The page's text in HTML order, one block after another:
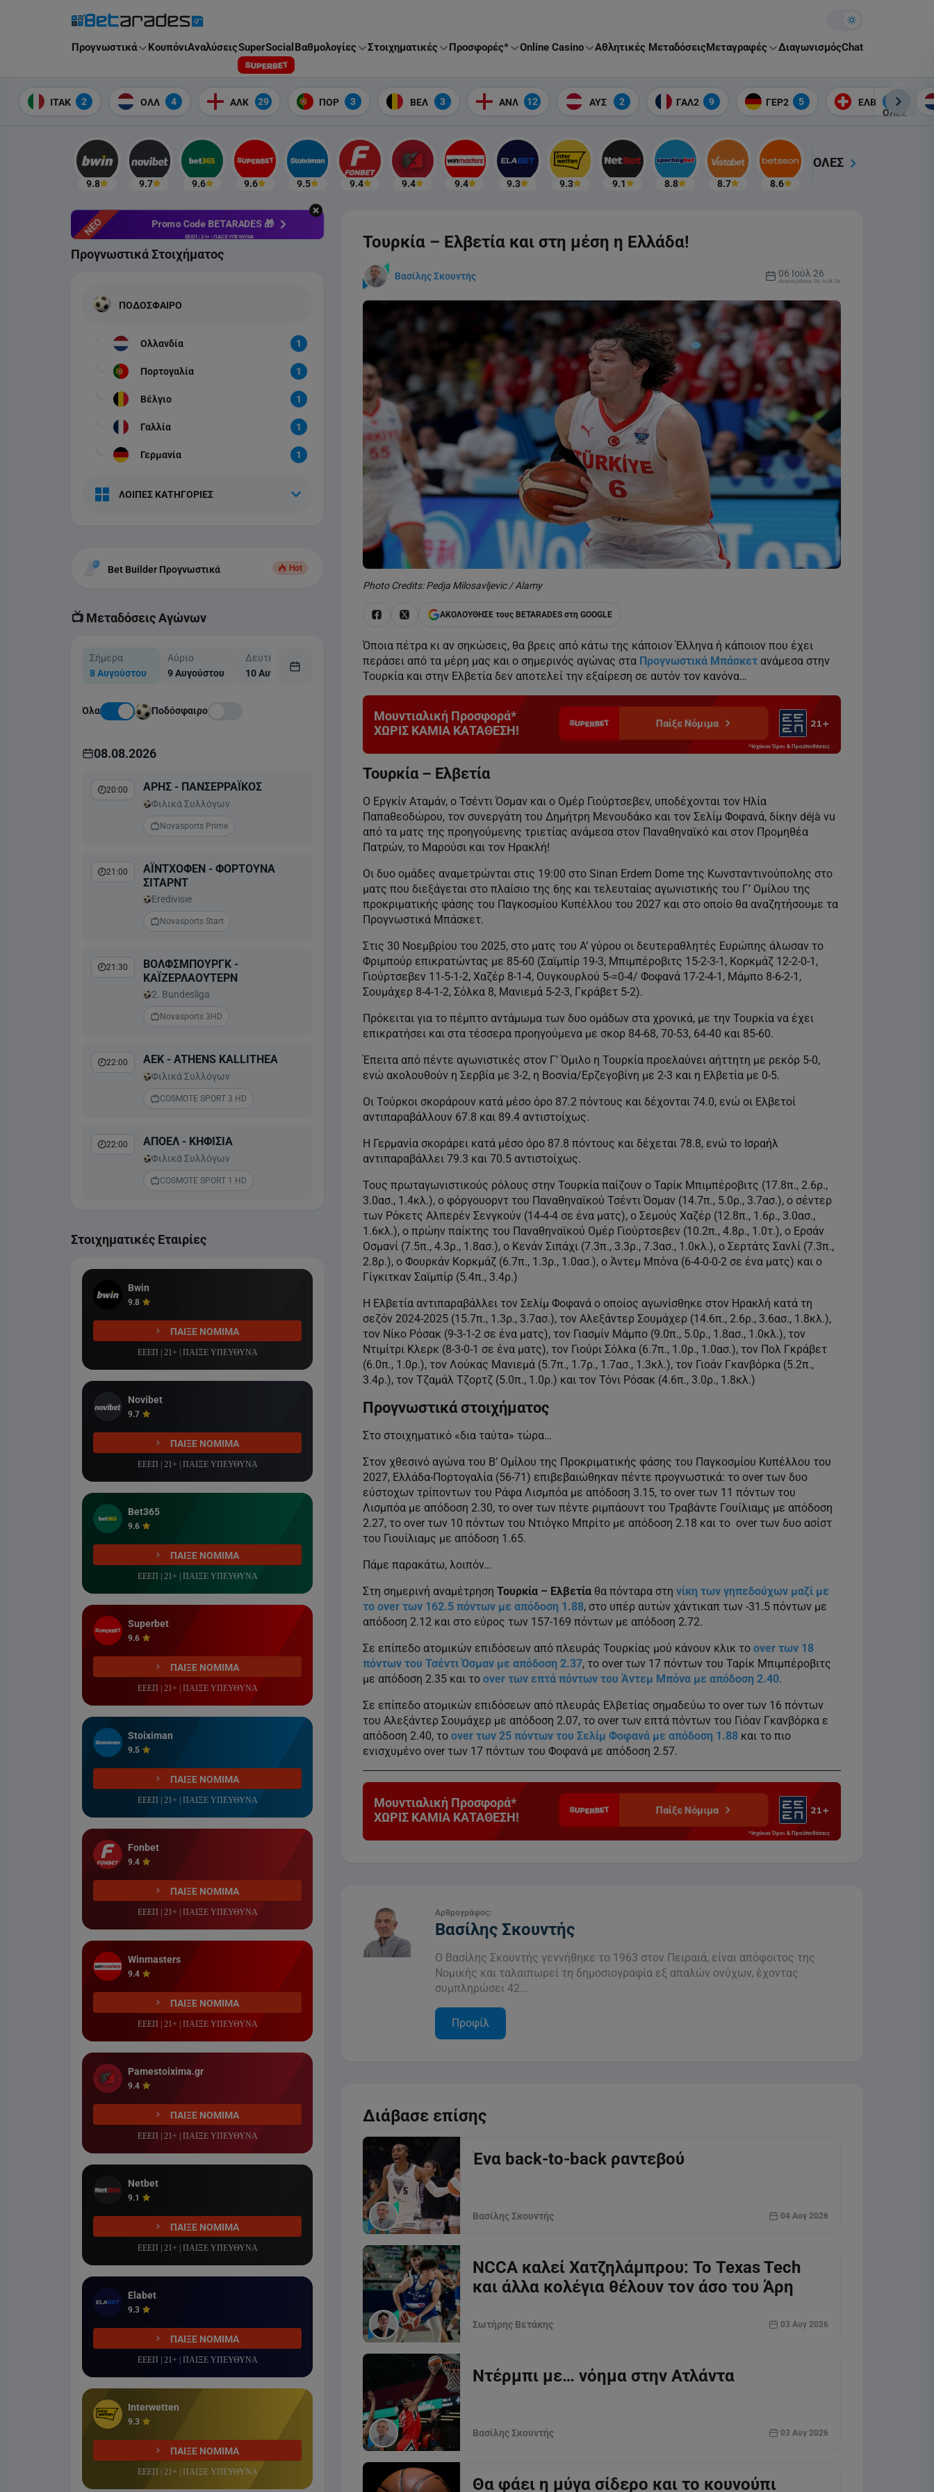
Στοίχημα Theme toggle
Προγνωστικά ΚουπόνιΑναλύσειςSuperSocial Βαθμολογίες Στοιχηματικές Προσφορές* Online Casino Αθλητικές ΜεταδόσειςΜεταγραφές ΔιαγωνισμόςChat
ΙΤΑΚ 2 ΟΛΛ 4 ΑΛΚ 29 ΠΟΡ 3 ΒΕΛ 3 ΑΝΛ 12 ΑΥΣ 2 ΓΑΛ2 9 ΓΕΡ2 5 ΕΛΒ 5
ΟΛΕΣ
9.8 9.7 9.6 9.6 9.5 9.4 9.4 9.4 9.3 9.3 9.1 8.8 8.7 8.6
ΟΛΕΣ
Τουρκία – Ελβετία και στη μέση η Ελλάδα!
Βασίλης Σκουντής 06 Ιούλ 26
Ανανεώθηκε: 06 Ιούλ 26
Photo Credits: Pedja Milosavljevic / Alamy
ΑΚΟΛΟΥΘΗΣΕ τους BETARADES στη GOOGLE
Όποια πέτρα κι αν σηκώσεις, θα βρεις από κάτω της κάποιον Έλληνα ή κάποιον που έχει
περάσει από τα μέρη μας και ο σημερινός αγώνας στα Προγνωστικά Μπάσκετ ανάμεσα στην
Τουρκία και στην Ελβετία δεν αποτελεί την εξαίρεση σε αυτόν τον κανόνα…
Μουντιαλική Προσφορά*
ΧΩΡΙΣ ΚΑΜΙΑ ΚΑΤΑΘΕΣΗ!
Παίξε Νόμιμα
*Ισχύουν Όροι & Προϋποθέσεις
Τουρκία – Ελβετία
Ο Εργκίν Αταμάν, ο Τσέντι Όσμαν και ο Ομέρ Γιούρτσεβεν, υποδέχονται τον Ηλία
Παπαθεοδώρου, τον συνεργάτη του Δημήτρη Μενουδάκο και τον Σελίμ Φοφανά, δίκην déjà vu
από τα ματς της προηγούμενης τριετίας ανάμεσα στον Παναθηναϊκό και στον Προμηθέα
Πατρών, το Μαρούσι και τον Ηρακλή!
Οι δυο ομάδες αναμετρώνται στις 19:00 στο Sinan Erdem Dome της Κωνσταντινούπολης στο
ματς που διεξάγεται στο πλαίσιο της 6ης και τελευταίας αγωνιστικής του Γ’ Ομίλου της
προκριματικής φάσης του Παγκοσμίου Κυπέλλου του 2027 και στο οποίο θα αναζητήσουμε τα
Προγνωστικά Μπάσκετ.
Στις 30 Νοεμβρίου του 2025, στο ματς του Α’ γύρου οι δευτεραθλητές Ευρώπης άλωσαν το
Φριμπούρ επικρατώντας με 85-60 (Σαϊμπίρ 19-3, Μπιμπέροβιτς 15-2-3-1, Κορκμάζ 12-2-0-1,
Γιούρτσεβεν 11-5-1-2, Χαζέρ 8-1-4, Ουγκουρλού 5-=0-4/ Φοφανά 17-2-4-1, Μάμπο 8-6-2-1,
Σουμάχερ 8-4-1-2, Σόλκα 8, Μανιεμά 5-2-3, Γκράβετ 5-2).
Πρόκειται για το πέμπτο αντάμωμα των δυο ομάδων στα χρονικά, με την Τουρκία να έχει
επικρατήσει και στα τέσσερα προηγούμενα με σκορ 84-68, 70-53, 64-40 και 85-60.
Έπειτα από πέντε αγωνιστικές στον Γ’ Όμιλο η Τουρκία προελαύνει αήττητη με ρεκόρ 5-0,
ενώ ακολουθούν η Σερβία με 3-2, η Βοσνία/Ερζεγοβίνη με 2-3 και η Ελβετία με 0-5.
Οι Τούρκοι σκοράρουν κατά μέσο όρο 87.2 πόντους και δέχονται 74.0, ενώ οι Ελβετοί
αντιπαραβάλλουν 67.8 και 89.4 αντιστοίχως.
Η Γερμανία σκοράρει κατά μέσο όρο 87.8 πόντους και δέχεται 78.8, ενώ το Ισραήλ
αντιπαραβάλλει 79.3 και 70.5 αντιστοίχως.
Τους πρωταγωνιστικούς ρόλους στην Τουρκία παίζουν ο Ταρίκ Μπιμπέροβιτς (17.8π., 2.6ρ.,
3.0ασ., 1.4κλ.), ο φόργουορντ του Παναθηναϊκού Τσέντι Όσμαν (14.7π., 5.0ρ., 3.7ασ.), ο σέντερ
των Ρόκετς Αλπερέν Σενγκούν (14-4-4 σε ένα ματς), ο Σεμούς Χαζέρ (12.8π., 1.6ρ., 3.0ασ.,
1.6κλ.), ο πρώην παίκτης του Παναθηναϊκού Ομέρ Γιούρτσεβεν (10.2π., 4.8ρ., 1.0τ.), ο Ερσάν
Οσμανί (7.5π., 4.3ρ., 1.8ασ.), ο Κενάν Σιπάχι (7.3π., 3.3ρ., 7.3ασ., 1.0κλ.), ο Σερτάτς Σανλί (7.3π.,
2.8ρ.), ο Φουρκάν Κορκμάζ (6.7π., 1.3ρ., 1.0ασ.), ο Άντεμ Μπόνα (6-4-0-0-2 σε ένα ματς) και ο
Γίγκιτκαν Σαϊμπίρ (5.4π., 3.4ρ.)
Η Ελβετία αντιπαραβάλλει τον Σελίμ Φοφανά ο οποίος αγωνίσθηκε στον Ηρακλή κατά τη
σεζόν 2024-2025 (15.7π., 1.3ρ., 3.7ασ.), τον Αλεξάντερ Σουμάχερ (14.6π., 2.6ρ., 3.6ασ., 1.8κλ.),
τον Νίκο Ρόσακ (9-3-1-2 σε ένα ματς), τον Γιασμίν Μάμπο (9.0π., 5.0ρ., 1.8ασ., 1.0κλ.), τον
Ντιμίτρι Κλερκ (8-3-0-1 σε ένα ματς), τον Γιούρι Σόλκα (6.7π., 1.0ρ., 1.0ασ.), τον Πολ Γκράβετ
(6.0π., 1.0ρ.), τον Λούκας Μανιεμά (5.7π., 1.7ρ., 1.7ασ., 1.3κλ.), τον Γιοάν Γκανβόρκα (5.2π.,
3.4ρ.), τον Τζαμάλ Τζορτζ (5.0π., 1.0ρ.) και τον Τόνι Ρόσακ (4.6π., 3.0ρ., 1.8κλ.)
Προγνωστικά στοιχήματος
Στο στοιχηματικό «δια ταύτα» τώρα…
Στον χθεσινό αγώνα του Β’ Ομίλου της Προκριματικής φάσης του Παγκοσμίου Κυπέλλου του
2027, Ελλάδα-Πορτογαλία (56-71) επιβεβαιώθηκαν πέντε προγνωστικά: το over των δυο
εύστοχων τρίποντων του Ράφα Λισμπόα με απόδοση 3.15, το over των 11 πόντων του
Λισμπόα με απόδοση 2.30, το over των πέντε ριμπάουντ του Τραβάντε Γουίλιαμς με απόδοση
2.27, το over των 10 πόντων του Ντιόγκο Μπρίτο με απόδοση 2.18 και το over των δυο ασίστ
του Γιουίλιαμς με απόδοση 1.65.
Πάμε παρακάτω, λοιπόν…
Στη σημερινή αναμέτρηση Τουρκία – Ελβετία θα πόνταρα στη νίκη των γηπεδούχων μαζί με
το over των 162.5 πόντων με απόδοση 1.88, στο υπέρ αυτών χάντικαπ των -31.5 πόντων με
απόδοση 2.12 και στο εύρος των 157-169 πόντων με απόδοση 2.72.
Σε επίπεδο ατομικών επιδόσεων από πλευράς Τουρκίας μού κάνουν κλικ το over των 18
πόντων του Τσέντι Όσμαν με απόδοση 2.37, το over των 17 πόντων του Ταρίκ Μπιμπέροβιτς
με απόδοση 2.35 και το over των επτά πόντων του Άντεμ Μπόνα με απόδοση 2.40.
Σε επίπεδο ατομικών επιδόσεων από πλευράς Ελβετίας σημαδεύω το over των 16 πόντων
του Αλεξάντερ Σουμάχερ με απόδοση 2.07, το over των επτά πόντων του Γιόαν Γκανβόρκα ε
απόδοση 2.40, το over των 25 πόντων του Σελίμ Φοφανά με απόδοση 1.88 και το πιο
ενισχυμένο over των 17 πόντων του Φοφανά με απόδοση 2.57.
Μουντιαλική Προσφορά*
ΧΩΡΙΣ ΚΑΜΙΑ ΚΑΤΑΘΕΣΗ!
Παίξε Νόμιμα
*Ισχύουν Όροι & Προϋποθέσεις
Αρθρογράφος:
Βασίλης Σκουντής
Ο Βασίλης Σκουντής γεννήθηκε το 1963 στον Πειραιά, είναι απόφοιτος της
Νομικής και ταλαιπωρεί τη δημοσιογραφία εξ απαλών ονύχων, έχοντας
συμπληρώσει 42…
Προφίλ
Διάβασε επίσης
Ένα back-to-back ραντεβού
Βασίλης Σκουντής 04 Αυγ 2026
NCCA καλεί Χατζηλάμπρου: Το Texas Tech
και άλλα κολέγια θέλουν τον άσο του Άρη
Σωτήρης Βετάκης 03 Αυγ 2026
Ντέρμπι με… νόημα στην Ατλάντα
Βασίλης Σκουντής 03 Αυγ 2026
Θα φάει η μύγα σίδερο και το κουνούπι
ΝΕΟ Promo Code BETARADES 🎁
ΕΕΕΠ | 21+ | ΠΑΙΞΕ ΥΠΕΥΘΥΝΑ
Προγνωστικά Στοιχήματος
ΠΟΔΟΣΦΑΙΡΟ
Ολλανδία 1
Πορτογαλία 1
Βέλγιο 1
Γαλλία 1
Γερμανία 1
ΛΟΙΠΕΣ ΚΑΤΗΓΟΡΙΕΣ
Bet Builder Προγνωστικά Hot
📺 Μεταδόσεις Αγώνων
Σήμερα
8 Αυγούστου
Αύριο
9 Αυγούστου
Δευτέρα
10 Αυγούστου
11 Αυγούστου
Τετάρτη
12 Αυγούστου
Πέμπτη
13 Αυγούστου
Παρασκευή
14 Αυγούστου
Όλα Ποδόσφαιρο
08.08.2026
20:00 ΑΡΗΣ - ΠΑΝΣΕΡΡΑΪΚΟΣ
Φιλικά Συλλόγων
Novasports Prime
21:00
ΑΪΝΤΧΟΦΕΝ - ΦΟΡΤΟΥΝΑ
ΣΙΤΑΡΝΤ
Eredivisie
Novasports Start
21:30
ΒΟΛΦΣΜΠΟΥΡΓΚ -
ΚΑΪΖΕΡΛΑΟΥΤΕΡΝ
2. Bundesliga
Novasports 3HD
22:00 ΑΕΚ - ATHENS KALLITHEA
Φιλικά Συλλόγων
COSMOTE SPORT 3 HD
22:00 ΑΠΟΕΛ - ΚΗΦΙΣΙΑ
Φιλικά Συλλόγων
COSMOTE SPORT 1 HD
ΣΠΟΡΤΙΝΓΚ
Στοιχηματικές Εταιρίες
Bwin
9.8
ΠΑΙΞΕ ΝΟΜΙΜΑ
ΕΕΕΠ | 21+ | ΠΑΙΞΕ ΥΠΕΥΘΥΝΑ
Novibet
9.7
ΠΑΙΞΕ ΝΟΜΙΜΑ
ΕΕΕΠ | 21+ | ΠΑΙΞΕ ΥΠΕΥΘΥΝΑ
Bet365
9.6
ΠΑΙΞΕ ΝΟΜΙΜΑ
ΕΕΕΠ | 21+ | ΠΑΙΞΕ ΥΠΕΥΘΥΝΑ
Superbet
9.6
ΠΑΙΞΕ ΝΟΜΙΜΑ
ΕΕΕΠ | 21+ | ΠΑΙΞΕ ΥΠΕΥΘΥΝΑ
Stoiximan
9.5
ΠΑΙΞΕ ΝΟΜΙΜΑ
ΕΕΕΠ | 21+ | ΠΑΙΞΕ ΥΠΕΥΘΥΝΑ
Fonbet
9.4
ΠΑΙΞΕ ΝΟΜΙΜΑ
ΕΕΕΠ | 21+ | ΠΑΙΞΕ ΥΠΕΥΘΥΝΑ
Winmasters
9.4
ΠΑΙΞΕ ΝΟΜΙΜΑ
ΕΕΕΠ | 21+ | ΠΑΙΞΕ ΥΠΕΥΘΥΝΑ
Pamestoixima.gr
9.4
ΠΑΙΞΕ ΝΟΜΙΜΑ
ΕΕΕΠ | 21+ | ΠΑΙΞΕ ΥΠΕΥΘΥΝΑ
Netbet
9.1
ΠΑΙΞΕ ΝΟΜΙΜΑ
ΕΕΕΠ | 21+ | ΠΑΙΞΕ ΥΠΕΥΘΥΝΑ
Elabet
9.3
ΠΑΙΞΕ ΝΟΜΙΜΑ
ΕΕΕΠ | 21+ | ΠΑΙΞΕ ΥΠΕΥΘΥΝΑ
Interwetten
9.3
ΠΑΙΞΕ ΝΟΜΙΜΑ
ΕΕΕΠ | 21+ | ΠΑΙΞΕ ΥΠΕΥΘΥΝΑ